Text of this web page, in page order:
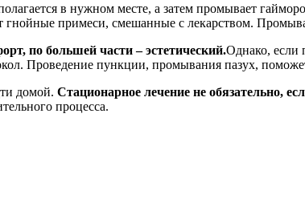
в нужном месте, а затем промывает
примеси, смешанные с лекарством.
по большей части – эстетический.Однако, если
Проведение пункции, промывания пазух,
домой. Стационарное лечение не обязательно,
процесса.